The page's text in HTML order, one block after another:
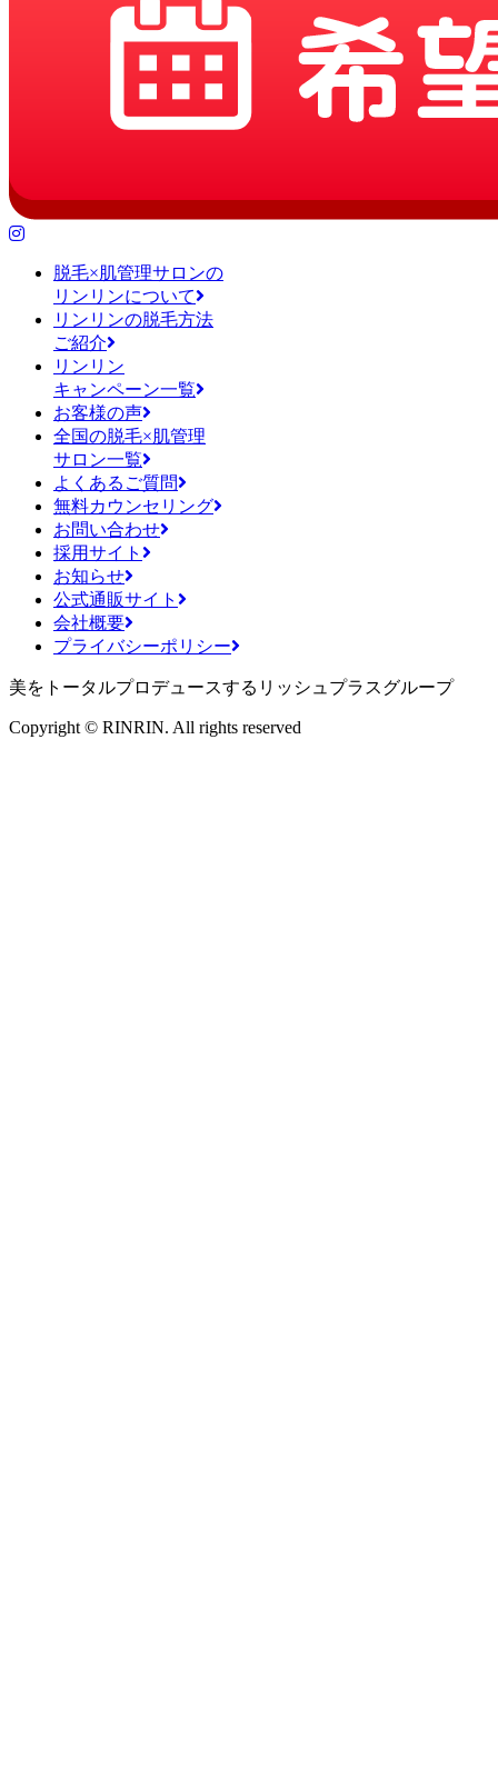
脱毛×肌管理サロンの
リンリンについて
リンリンの脱毛方法
ご紹介
リンリン
キャンペーン一覧
お客様の声
全国の脱毛×肌管理
サロン一覧
よくあるご質問
無料カウンセリング
お問い合わせ
採用サイト
お知らせ
公式通販サイト
会社概要
プライバシーポリシー
美をトータルプロデュースするリッシュプラスグループ
Copyright © RINRIN. All rights reserved